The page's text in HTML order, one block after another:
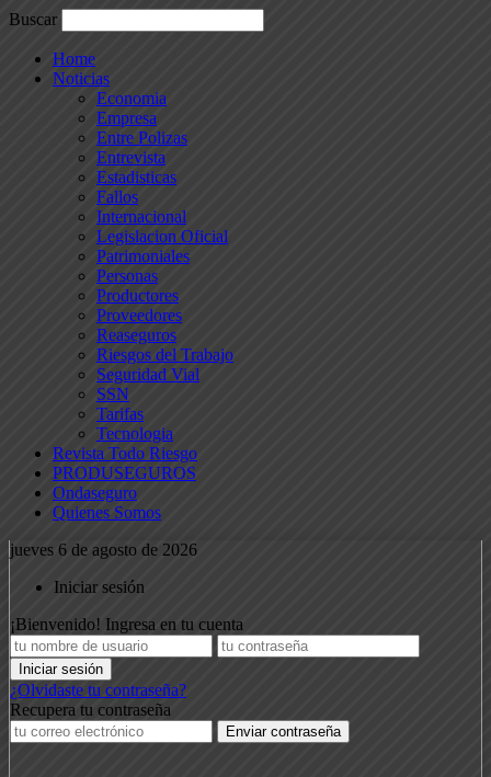
Buscar
Home
Noticias
Economia
Empresa
Entre Polizas
Entrevista
Estadisticas
Fallos
Internacional
Legislacion Oficial
Patrimoniales
Personas
Productores
Proveedores
Reaseguros
Riesgos del Trabajo
Seguridad Vial
SSN
Tarifas
Tecnologia
Revista Todo Riesgo
PRODUSEGUROS
Ondaseguro
Quienes Somos
jueves 6 de agosto de 2026
Iniciar sesión
¡Bienvenido! Ingresa en tu cuenta
¿Olvidaste tu contraseña?
Recupera tu contraseña